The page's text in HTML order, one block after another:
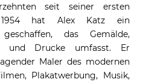
seit seiner ersten
hat Alex Katz ein
das Gemälde,
und Drucke umfasst. Er
Maler des modernen
Plakatwerbung, Musik,